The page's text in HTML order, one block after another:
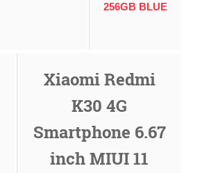
256GB BLUE
Xiaomi Redmi
K30 4G
Smartphone 6.67
inch MIUI 11